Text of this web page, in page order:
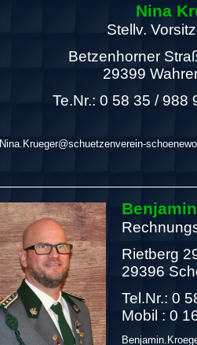
Nina
Stellv.
Betzenhorner
29399
Te.Nr.: 0 58 35 / 988
Nina.Krueger@schuetzenverein-
Rietberg
29396
Tel.Nr.: 0
Mobil : 0